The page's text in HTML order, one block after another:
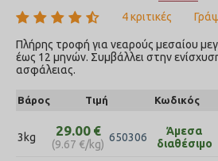
4 κριτικές
Πλήρης τροφή για νεαρούς μεσαίου
έως 12 μηνών. Συμβάλλει στην
ασφάλειας.
Βάρος Τιμή Κωδικός
3kg 29.00 €
(9.67 €/kg)
650306
Άμεσα
διαθέσιμο